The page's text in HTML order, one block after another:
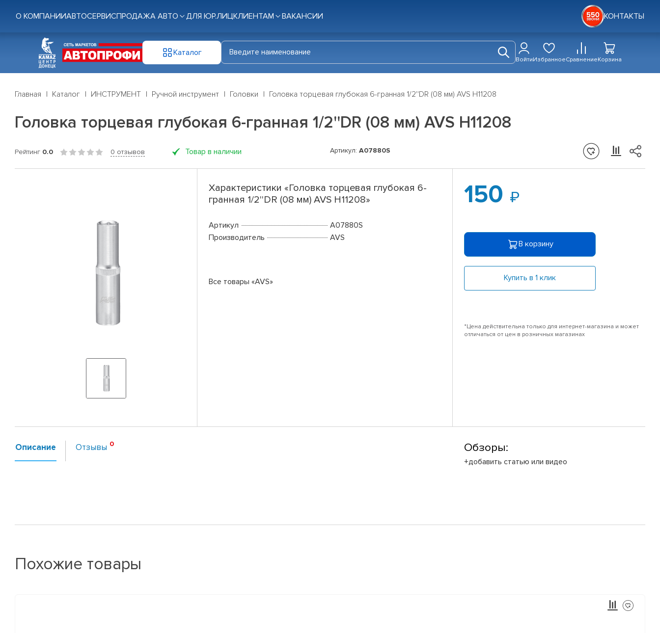
О КОМПАНИИАВТОСЕРВИСПРОДАЖА АВТО ДЛЯ ЮР.ЛИЦКЛИЕНТАМ ВАКАНСИИ КОНТАКТЫ
Каталог
ВойтиИзбранноеСравнениеКорзина
Главная Каталог ИНСТРУМЕНТ Ручной инструмент Головки Головка торцевая глубокая 6-гранная 1/2''DR (08 мм) AVS H11208
Головка торцевая глубокая 6-гранная 1/2''DR (08 мм) AVS H11208
Рейтинг 0.0 0 отзывов Товар в наличии Артикул: A07880S
Характеристики «Головка торцевая глубокая 6-
гранная 1/2''DR (08 мм) AVS H11208»
Артикул
A07880S
Производитель
AVS
Все товары «AVS»
150
В корзину
Купить в 1 клик
*Цена действительна только для интернет-магазина и может
отличаться от цен в розничных магазинах
Описание Отзывы Обзоры:
+добавить статью или видео
Похожие товары